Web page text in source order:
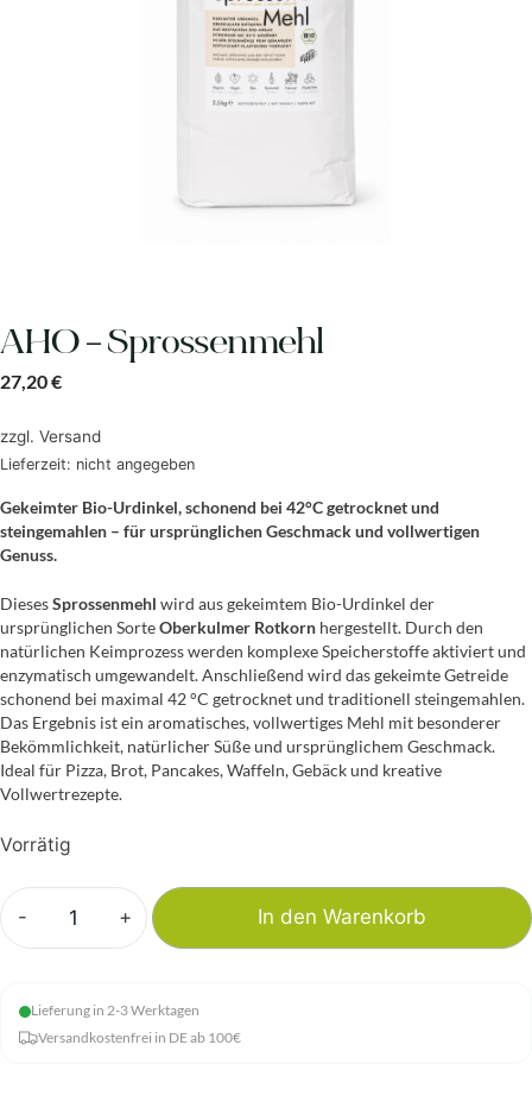
AHO – Sprossenmehl
27,20€
zzgl. Versand
Lieferzeit: nicht angegeben
Gekeimter Bio-Urdinkel, schonend bei 42°C getrocknet und
steingemahlen – für ursprünglichen Geschmack und vollwertigen
Genuss.
DiesesSprossenmehl wird aus gekeimtem Bio-Urdinkel der
ursprünglichen SorteOberkulmer Rotkorn hergestellt. Durch den
natürlichen Keimprozess werden komplexe Speicherstoffe aktiviert und
enzymatisch umgewandelt. Anschließend wird das gekeimte Getreide
schonend bei maximal 42 °C getrocknet und traditionell steingemahlen.
Das Ergebnis ist ein aromatisches, vollwertiges Mehl mit besonderer
Bekömmlichkeit, natürlicher Süße und ursprünglichem Geschmack.
Ideal für Pizza, Brot, Pancakes, Waffeln, Gebäck und kreative
Vollwertrezepte.
Vorrätig
-
AHO
Menge
+ In den Warenkorb
Lieferung in 2-3 Werktagen
Versandkostenfrei in DE ab 100€